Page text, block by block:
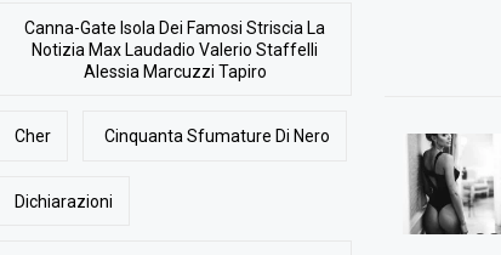
Canna-Gate Isola Dei Famosi Striscia La
Notizia Max Laudadio Valerio Staffelli
Alessia Marcuzzi Tapiro
Cher Cinquanta Sfumature Di Nero
Dichiarazioni